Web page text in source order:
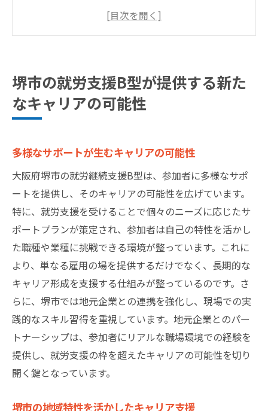
堺市の地域特性を活かしたキャリア支援
堺市が提供する就労支援B型の具体例
新しい職業スキルを身につけるための第一
地域に根差した堺市の支援プログラムでスキル
堺市の地域特性を活かしたスキルアップ
プログラムを通じて得られる具体的なスキ
ル
地域社会と連携したスキル向上の仕組み
実践的な訓練を通じてスキルを向上
堺市の支援が提供するスキル習得のチャン
ス
スキル向上に向けた堺市の取り組み
堺市の就労支援であなたの未来を切り開こう
就労支援がもたらす未来への影響
就労支援を活用した未来設計
堺市の就労支援B型が提供する新た
なキャリアの可能性
多様なサポートが生むキャリアの可能性
大阪府堺市の就労継続支援B型は、参加者に多様なサポ
ートを提供し、そのキャリアの可能性を広げています。
特に、就労支援を受けることで個々のニーズに応じたサ
ポートプランが策定され、参加者は自己の特性を活かし
た職種や業種に挑戦できる環境が整っています。これに
より、単なる雇用の場を提供するだけでなく、長期的な
キャリア形成を支援する仕組みが整っているのです。さ
らに、堺市では地元企業との連携を強化し、現場での実
践的なスキル習得を重視しています。地元企業とのパー
トナーシップは、参加者にリアルな職場環境での経験を
提供し、就労支援の枠を超えたキャリアの可能性を切り
開く鍵となっています。
堺市の地域特性を活かしたキャリア支援